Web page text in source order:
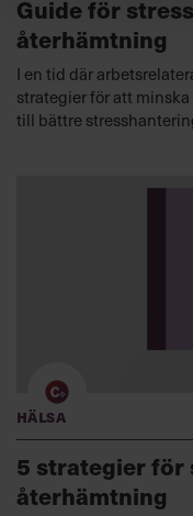
Guide för
återhämtning
I en tid där
strategier för att
till bättre
Hälsa
5 strategier för
återhämtning